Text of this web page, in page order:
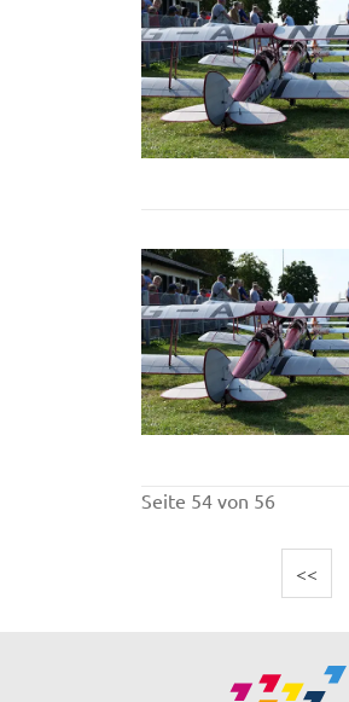
Seite 54 von 56
<<